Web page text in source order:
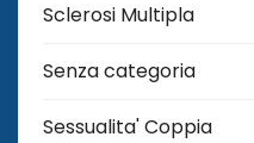
Sclerosi Multipla
Senza categoria
Sessualita' Coppia